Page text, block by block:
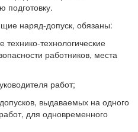
подготовку.
наряд-допуск, обязаны:
технологические
работников, места
работ;
выдаваемых на одного
для одновременного